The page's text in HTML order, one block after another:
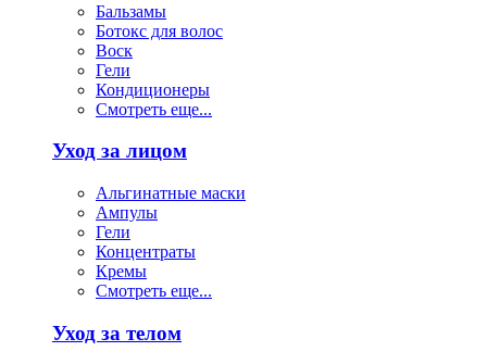
Бальзамы
Ботокс для волос
Воск
Гели
Кондиционеры
Смотреть еще...
Уход за лицом
Альгинатные маски
Ампулы
Гели
Концентраты
Кремы
Смотреть еще...
Уход за телом